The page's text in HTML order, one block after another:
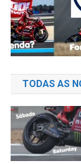
TODAS AS